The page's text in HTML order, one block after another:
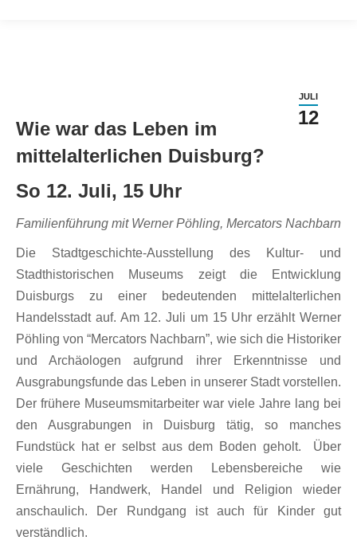
JULI
12
Wie war das Leben im
mittelalterlichen Duisburg?
So 12. Juli, 15 Uhr
Familienführung mit Werner Pöhling, Mercators Nachbarn
Die Stadtgeschichte-Ausstellung des Kultur- und
Stadthistorischen Museums zeigt die Entwicklung
Duisburgs zu einer bedeutenden mittelalterlichen
Handelsstadt auf. Am 12. Juli um 15 Uhr erzählt Werner
Pöhling von “Mercators Nachbarn”, wie sich die Historiker
und Archäologen aufgrund ihrer Erkenntnisse und
Ausgrabungsfunde das Leben in unserer Stadt vorstellen.
Der frühere Museumsmitarbeiter war viele Jahre lang bei
den Ausgrabungen in Duisburg tätig, so manches
Fundstück hat er selbst aus dem Boden geholt. Über
viele Geschichten werden Lebensbereiche wie
Ernährung, Handwerk, Handel und Religion wieder
anschaulich. Der Rundgang ist auch für Kinder gut
verständlich.